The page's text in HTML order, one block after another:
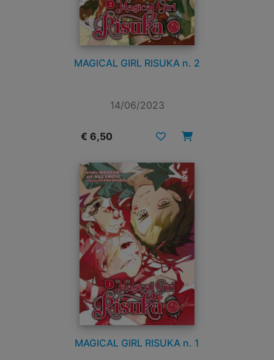
MAGICAL GIRL RISUKA n. 2
14/06/2023
€ 6,50
MAGICAL GIRL RISUKA n. 1